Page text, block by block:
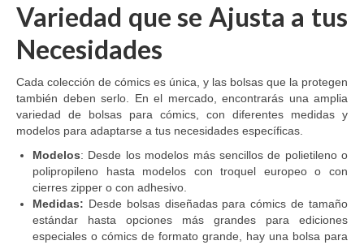
Variedad que se Ajusta a tus
Necesidades
Cada colección de cómics es única, y las bolsas que la protegen
también deben serlo. En el mercado, encontrarás una amplia
variedad de bolsas para cómics, con diferentes medidas y
modelos para adaptarse a tus necesidades específicas.
Modelos: Desde los modelos más sencillos de polietileno o
polipropileno hasta modelos con troquel europeo o con
cierres zipper o con adhesivo.
Medidas: Desde bolsas diseñadas para cómics de tamaño
estándar hasta opciones más grandes para ediciones
especiales o cómics de formato grande, hay una bolsa para